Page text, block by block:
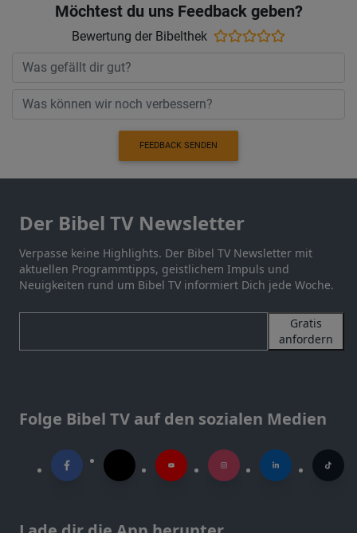
Möchtest du uns Feedback geben?
Bewertung der Bibelthek
FEEDBACK SENDEN
Der Bibel TV Newsletter
Verpasse keine Highlights. Der Bibel TV Newsletter mit
aktuellen Programmtipps, geistlichem Impuls und
Neuigkeiten rund um Bibel TV informiert Dich jede Woche.
Gratis
anfordern
Folge Bibel TV auf den sozialen Medien